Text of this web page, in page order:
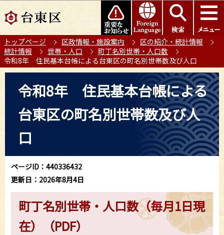
の
ー
ジ
の
このページの本文へ移動
トップページ 区政情報・施設案内
区の紹介・統計情報
統計情報
世帯・人口
町丁名別世帯・人口数
令和8年 住民基本台帳による台東区の町名別世帯数及び人口
令和8年 住民基本台帳による
台東区の町名別世帯数及び人
口
ページID：440336432
更新日：2026年8月4日
町丁名別世帯・人口数（毎月1日現
在）（PDF）